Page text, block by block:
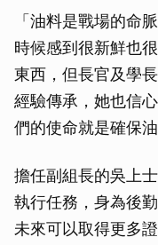
「油料是戰場的命
時候感到很新鮮也
東西，但長官及學
經驗傳承，她也信
們的使命就是確保
擔任副組長的吳上
執行任務，身為後
未來可以取得更多